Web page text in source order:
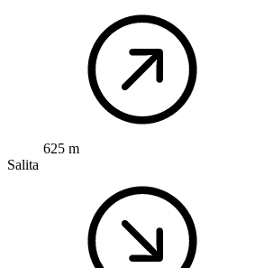
625 m
Salita